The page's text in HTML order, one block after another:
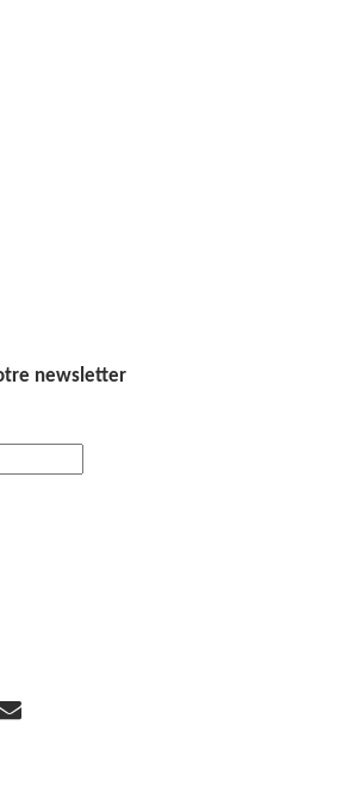
newsletter